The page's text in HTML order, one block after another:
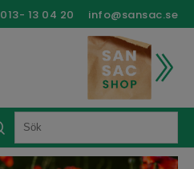
013- 13 04 20 info@sansac.se